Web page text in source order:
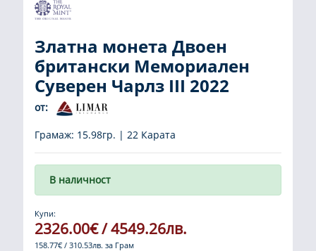
Златна монета Двоен
британски Мемориален
Суверен Чарлз III 2022
от:
Грамаж: 15.98гр. | 22 Карата
В наличност
Купи:
2326.00€ / 4549.26лв.
158.77€ / 310.53лв. за Грам